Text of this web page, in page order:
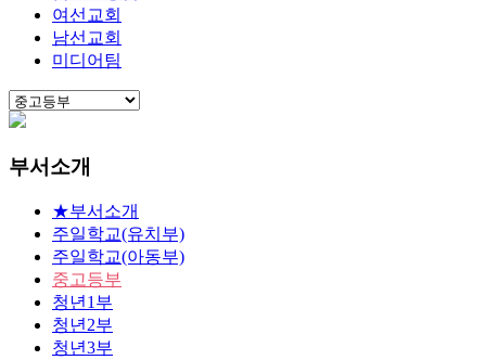
여선교회
남선교회
미디어팀
부서소개
★부서소개
주일학교(유치부)
주일학교(아동부)
중고등부
청년1부
청년2부
청년3부